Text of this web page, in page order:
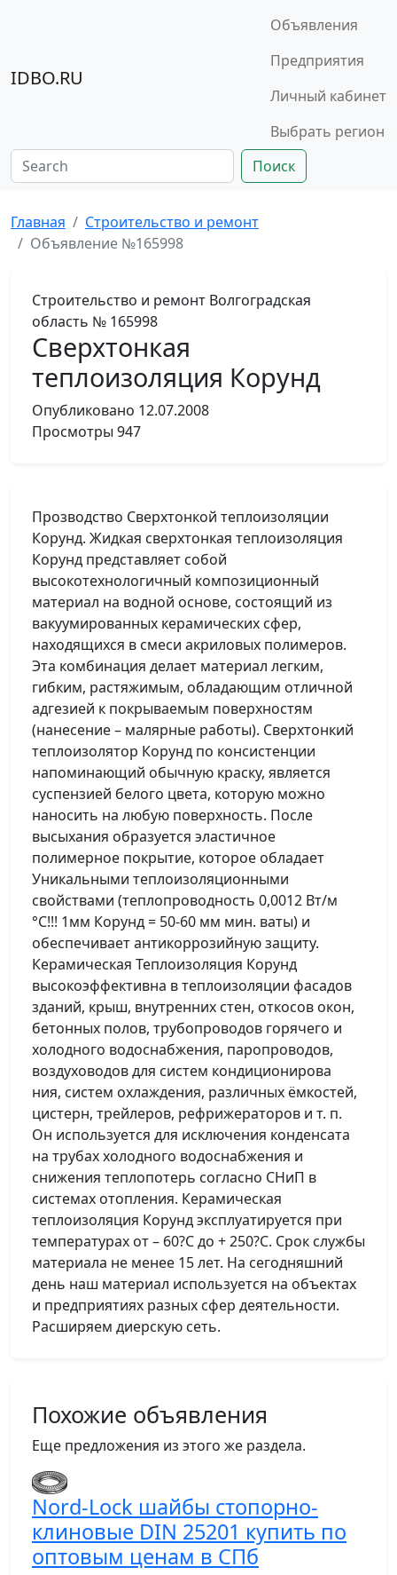
IDBO.RU
Объявления
Предприятия
Личный кабинет
Выбрать регион
Поиск
Главная
Строительство и ремонт
Объявление №165998
Строительство и ремонт Волгоградская
область № 165998
Сверхтонкая
теплоизоляция Корунд
Опубликовано 12.07.2008
Просмотры 947
Прозводство Сверхтонкой теплоизоляции
Корунд. Жидкая сверхтонкая теплоизоляция
Корунд представляет собой
высокотехнологичный композиционный
материал на водной основе, состоящий из
вакуумированных керамических сфер,
находящихся в смеси акриловых полимеров.
Эта комбинация делает материал легким,
гибким, растяжимым, обладающим отличной
адгезией к покрываемым поверхностям
(нанесение – малярные работы). Сверхтонкий
теплоизолятор Корунд по консистенции
напоминающий обычную краску, является
суспензией белого цвета, которую можно
наносить на любую поверхность. После
высыхания образуется эластичное
полимерное покрытие, которое обладает
Уникальными теплоизоляционными
свойствами (теплопроводность 0,0012 Вт/м
°С!!! 1мм Корунд = 50-60 мм мин. ваты) и
обеспечивает антикоррозийную защиту.
Керамическая Теплоизоляция Корунд
высокоэффективна в теплоизоляции фасадов
зданий, крыш, внутренних стен, откосов окон,
бетонных полов, трубопроводов горячего и
холодного водоснабжения, паропроводов,
воздуховодов для систем кондиционирова
ния, систем охлаждения, различных ёмкостей,
цистерн, трейлеров, рефрижераторов и т. п.
Он используется для исключения конденсата
на трубах холодного водоснабжения и
снижения теплопотерь согласно СНиП в
системах отопления. Керамическая
теплоизоляция Корунд эксплуатируется при
температурах от – 60?С до + 250?С. Срок службы
материала не менее 15 лет. На сегодняшний
день наш материал используется на объектах
и предприятиях разных сфер деятельности.
Расширяем диерскую сеть.
Похожие объявления
Еще предложения из этого же раздела.
Nord-Lock шайбы стопорно-
клиновые DIN 25201 купить по
оптовым ценам в СПб